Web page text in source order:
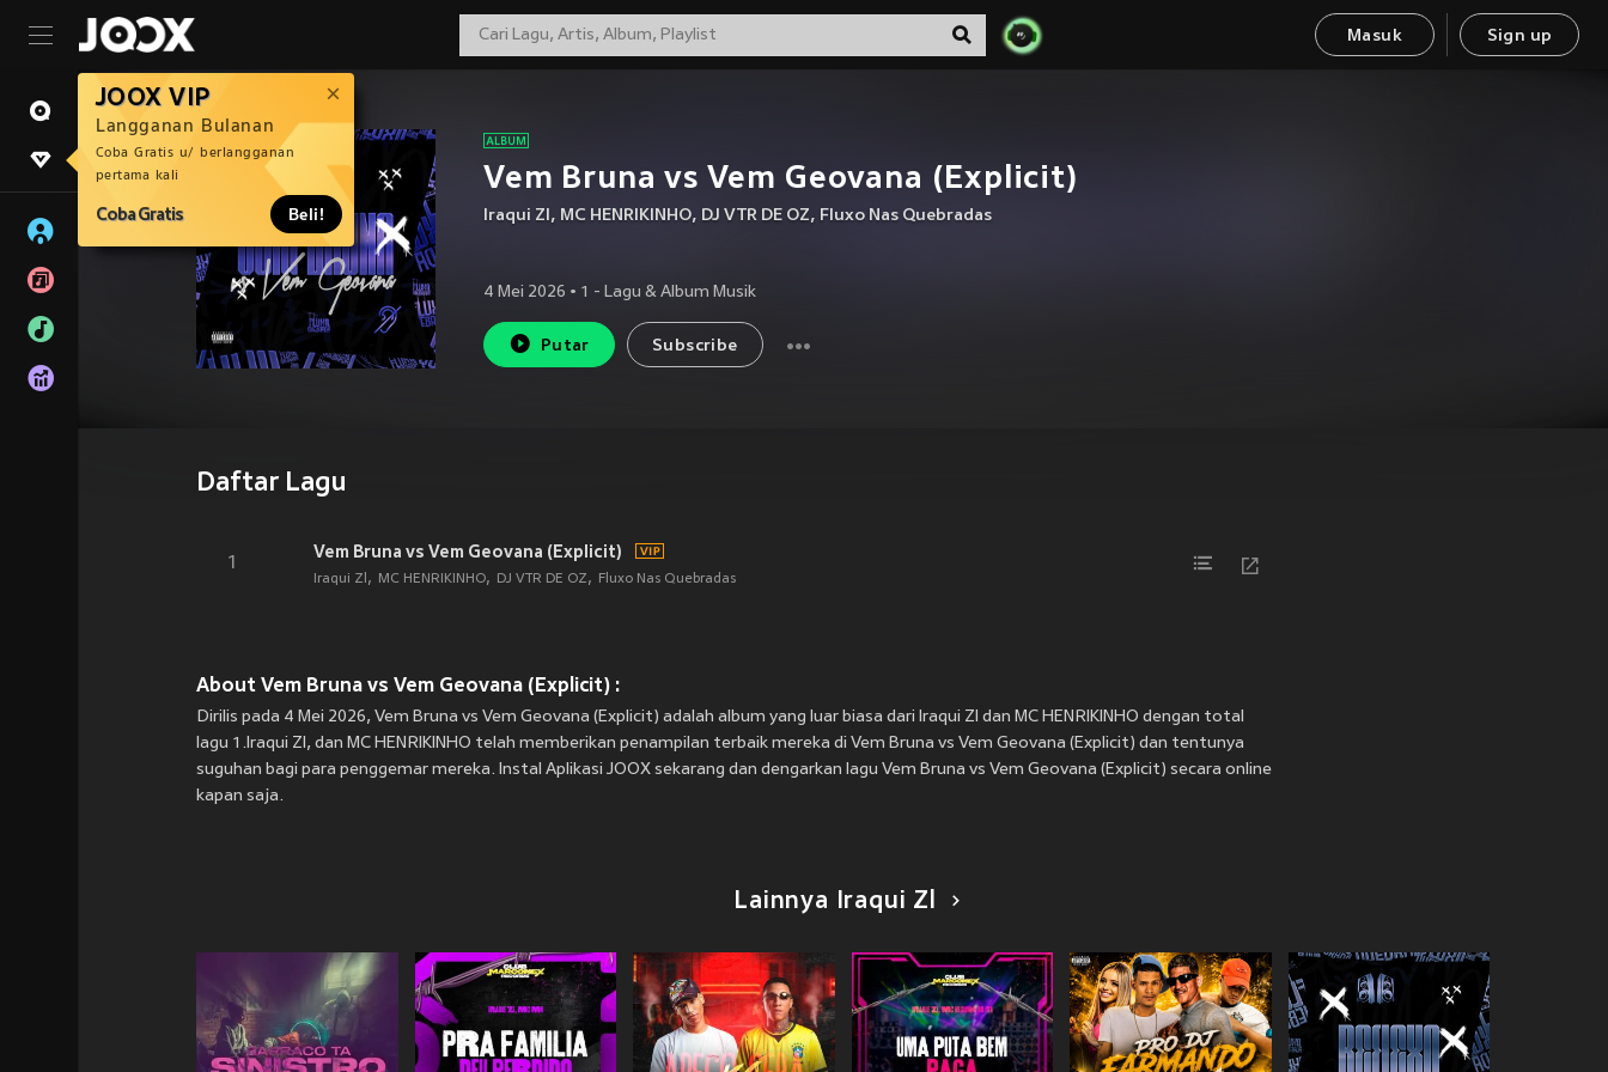
Masuk Sign up
JOOX VIP
Langganan Bulanan
Coba Gratis u/ berlangganan
pertama kali
Coba Gratis Beli!
Vem Bruna vs Vem Geovana (Explicit)
Iraqui Zl, MC HENRIKINHO, DJ VTR DE OZ, Fluxo Nas Quebradas
4 Mei 2026 • 1 - Lagu & Album Musik
Putar Subscribe
Daftar Lagu
1
Vem Bruna vs Vem Geovana (Explicit)
Iraqui Zl MC HENRIKINHO DJ VTR DE OZ Fluxo Nas Quebradas
About Vem Bruna vs Vem Geovana (Explicit) :
Dirilis pada 4 Mei 2026, Vem Bruna vs Vem Geovana (Explicit) adalah album yang luar biasa dari Iraqui Zl dan MC HENRIKINHO dengan total
lagu 1.Iraqui Zl, dan MC HENRIKINHO telah memberikan penampilan terbaik mereka di Vem Bruna vs Vem Geovana (Explicit) dan tentunya
suguhan bagi para penggemar mereka. Instal Aplikasi JOOX sekarang dan dengarkan lagu Vem Bruna vs Vem Geovana (Explicit) secara online
kapan saja.
Lainnya Iraqui Zl